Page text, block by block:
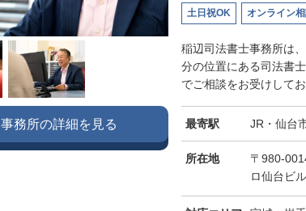
土日祝OK オンライン
稲辺司法書士事務所は
分の位置にある司法書
でご相談をお受けして
最寄駅 JR・仙台
所在地
〒980-
ロ仙台ビ
事務所の詳細を見る